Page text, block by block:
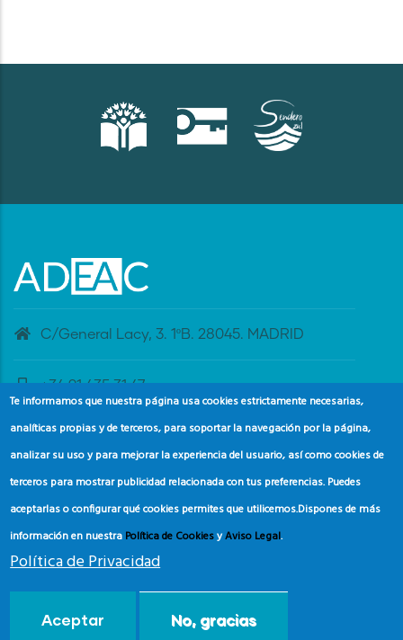
C/General Lacy, 3. 1ºB. 28045. MADRID
+34 91 435 31 47
banderaazul@adeac.es
Consumidor (ADEAC).
2024.
Te informamos que nuestra página usa cookies estrictamente necesarias,
analíticas propias y de terceros, para soportar la navegación por la página,
analizar su uso y para mejorar la experiencia del usuario, así como cookies de
terceros para mostrar publicidad relacionada con tus preferencias. Puedes
aceptarlas o configurar qué cookies permites que utilicemos.Dispones de más
información en nuestra Política de CookiesyAviso Legal.
Política de Privacidad
Aceptar No, gracias